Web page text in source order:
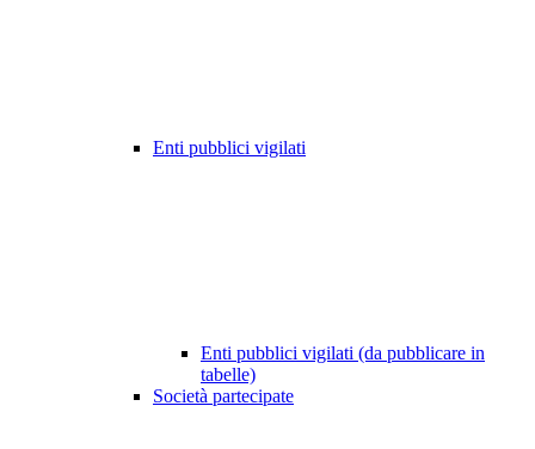
Enti pubblici vigilati
Enti pubblici vigilati (da pubblicare in
tabelle)
Società partecipate